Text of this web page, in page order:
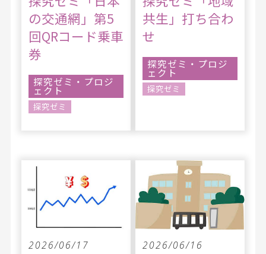
の交通網」第5
回QRコード乗車
券
探究ゼミ・プロジ
ェクト
探究ゼミ
共生」打ち合わ
せ
探究ゼミ・プロジ
ェクト
探究ゼミ
2026/06/17 2026/06/16